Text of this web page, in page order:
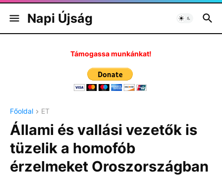
Napi Újság
Támogassa munkánkat!
Főoldal ET
Állami és vallási vezetők is
tüzelik a homofób
érzelmeket Oroszországban